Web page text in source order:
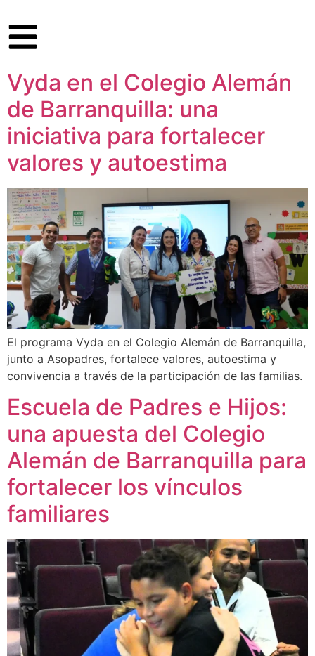
Vyda en el Colegio Alemán
de Barranquilla: una
iniciativa para fortalecer
valores y autoestima​
El programa Vyda en el Colegio Alemán de Barranquilla,
junto a Asopadres, fortalece valores, autoestima y
convivencia a través de la participación de las familias.
Escuela de Padres e Hijos:
una apuesta del Colegio
Alemán de Barranquilla para
fortalecer los vínculos
familiares